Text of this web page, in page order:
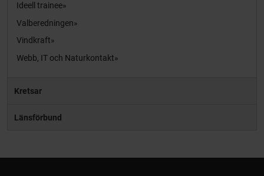
Ideell trainee
Valberedningen
Vindkraft
Webb, IT och Naturkontakt
Kretsar
Länsförbund